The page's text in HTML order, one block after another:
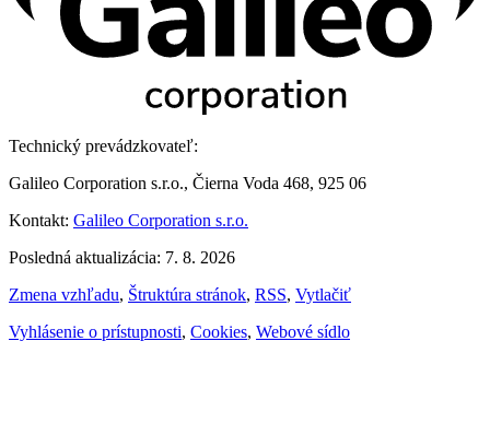
Technický prevádzkovateľ:
Galileo Corporation s.r.o., Čierna Voda 468, 925 06
Kontakt: Galileo Corporation s.r.o.
Posledná aktualizácia: 7. 8. 2026
Zmena vzhľadu, Štruktúra stránok, RSS, Vytlačiť
Vyhlásenie o prístupnosti, Cookies, Webové sídlo